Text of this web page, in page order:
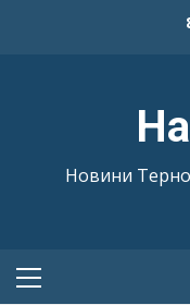
Новини
Primary